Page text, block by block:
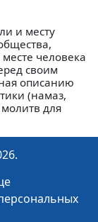
и месту
человека
своим
описанию
(намаз,
молитв для